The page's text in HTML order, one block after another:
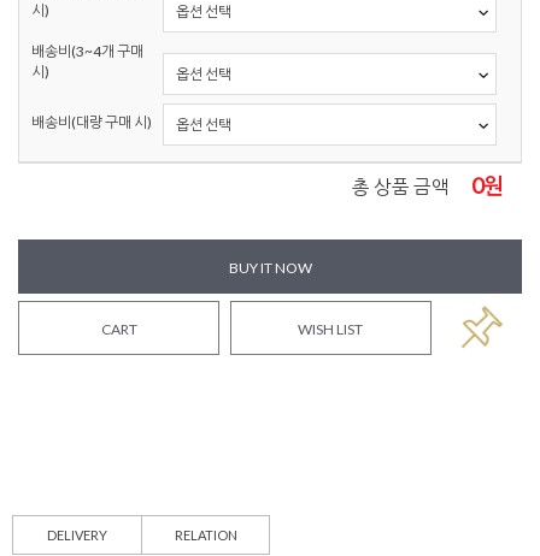
시)
배송비(3~4개 구매
시)
배송비(대량 구매 시)
총 상품 금액 0원
BUY IT NOW
CART WISH LIST
DELIVERY RELATION